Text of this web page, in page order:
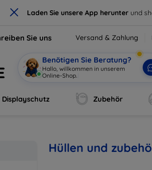
× Laden Sie unsere App herunter und
Sie uns Versand & Zahlung
Benötigen Sie Beratung?
Hallo, willkommen in unserem
Online-Shop.
Displayschutz Zubehör
Hüllen und